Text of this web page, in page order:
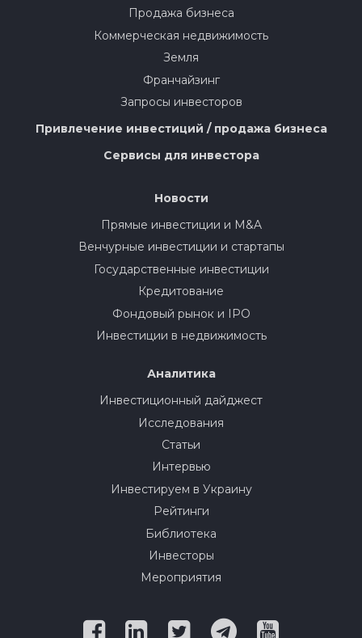
Продажа бизнеса
Коммерческая недвижимость
Земля
Франчайзинг
Запросы инвесторов
Привлечение инвестиций / продажа бизнеса
Сервисы для инвестора
Новости
Прямые инвестиции и M&A
Венчурные инвестиции и стартапы
Государственные инвестиции
Кредитование
Фондовый рынок и IPO
Инвестиции в недвижимость
Аналитика
Инвестиционный дайджест
Исследования
Статьи
Интервью
Инвестируем в Украину
Рейтинги
Библиотека
Инвесторы
Мероприятия